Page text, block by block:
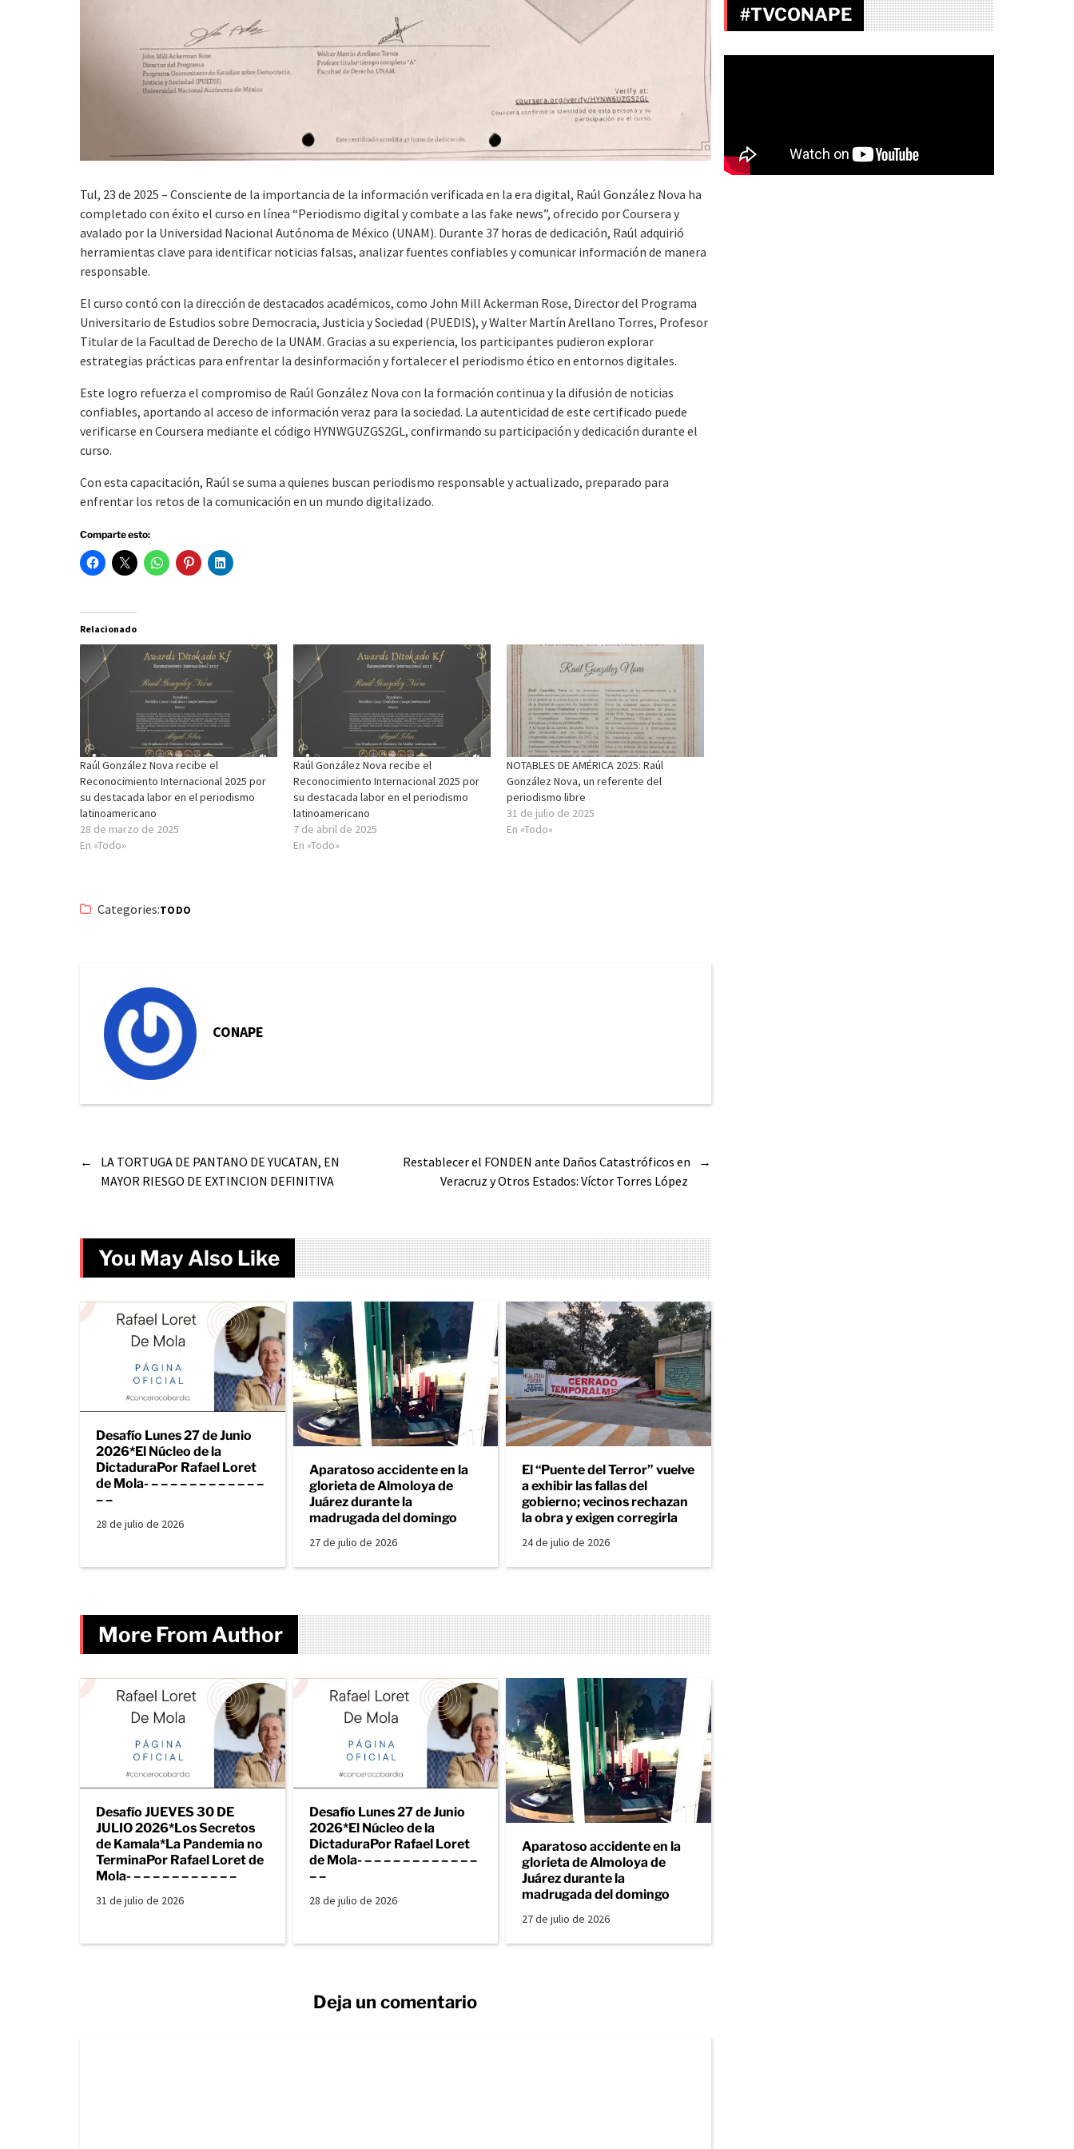
Tul, 23 de 2025 – Consciente de la importancia de la información verificada en la era digital, Raúl González Nova ha
completado con éxito el curso en línea “Periodismo digital y combate a las fake news”, ofrecido por Coursera y
avalado por la Universidad Nacional Autónoma de México (UNAM). Durante 37 horas de dedicación, Raúl adquirió
herramientas clave para identificar noticias falsas, analizar fuentes confiables y comunicar información de manera
responsable.
El curso contó con la dirección de destacados académicos, como John Mill Ackerman Rose, Director del Programa
Universitario de Estudios sobre Democracia, Justicia y Sociedad (PUEDIS), y Walter Martín Arellano Torres, Profesor
Titular de la Facultad de Derecho de la UNAM. Gracias a su experiencia, los participantes pudieron explorar
estrategias prácticas para enfrentar la desinformación y fortalecer el periodismo ético en entornos digitales.
Este logro refuerza el compromiso de Raúl González Nova con la formación continua y la difusión de noticias
confiables, aportando al acceso de información veraz para la sociedad. La autenticidad de este certificado puede
verificarse en Coursera mediante el código HYNWGUZGS2GL, confirmando su participación y dedicación durante el
curso.
Con esta capacitación, Raúl se suma a quienes buscan periodismo responsable y actualizado, preparado para
enfrentar los retos de la comunicación en un mundo digitalizado.
Comparte esto:
Relacionado
Raúl González Nova recibe el
Reconocimiento Internacional 2025 por
su destacada labor en el periodismo
latinoamericano
28 de marzo de 2025
En «Todo»
Raúl González Nova recibe el
Reconocimiento Internacional 2025 por
su destacada labor en el periodismo
latinoamericano
7 de abril de 2025
En «Todo»
NOTABLES DE AMÉRICA 2025: Raúl
González Nova, un referente del
periodismo libre
31 de julio de 2025
En «Todo»
Categories:TODO
CONAPE
←
LA TORTUGA DE PANTANO DE YUCATAN, EN
MAYOR RIESGO DE EXTINCION DEFINITIVA
→
Restablecer el FONDEN ante Daños Catastróficos en
Veracruz y Otros Estados: Víctor Torres López
You May Also Like
Desafío Lunes 27 de Junio
2026*El Núcleo de la
DictaduraPor Rafael Loret
de Mola- – – – – – – – – – – – –
– –
28 de julio de 2026
Aparatoso accidente en la
glorieta de Almoloya de
Juárez durante la
madrugada del domingo
27 de julio de 2026
El “Puente del Terror” vuelve
a exhibir las fallas del
gobierno; vecinos rechazan
la obra y exigen corregirla
24 de julio de 2026
More From Author
Desafío JUEVES 30 DE
JULIO 2026*Los Secretos
de Kamala*La Pandemia no
TerminaPor Rafael Loret de
Mola- – – – – – – – – – – –
31 de julio de 2026
Desafío Lunes 27 de Junio
2026*El Núcleo de la
DictaduraPor Rafael Loret
de Mola- – – – – – – – – – – – –
– –
28 de julio de 2026
Aparatoso accidente en la
glorieta de Almoloya de
Juárez durante la
madrugada del domingo
27 de julio de 2026
Deja un comentario
#TVCONAPE